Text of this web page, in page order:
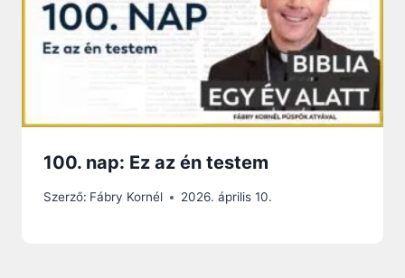
100. nap: Ez az én testem
Szerző: Fábry Kornél 2026. április 10.